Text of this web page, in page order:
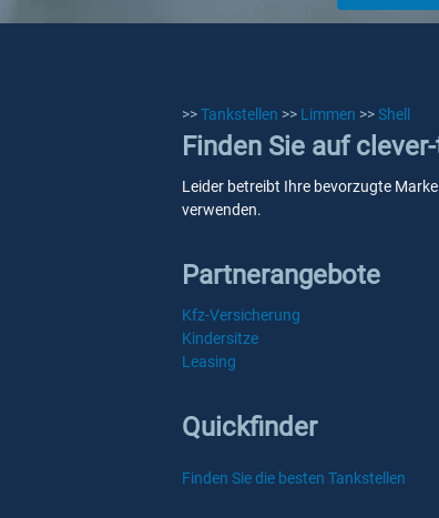
>>Tankstellen >> Limmen >>Shell
Finden Sie auf
Leider betreibt Ihre bevorzugte
verwenden.
Partnerangebote
Kfz-Versicherung
Kindersitze
Leasing
Quickfinder
Finden Sie die besten Tankstellen